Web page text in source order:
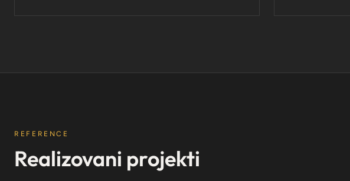
REFERENCE
Realizovani projekti